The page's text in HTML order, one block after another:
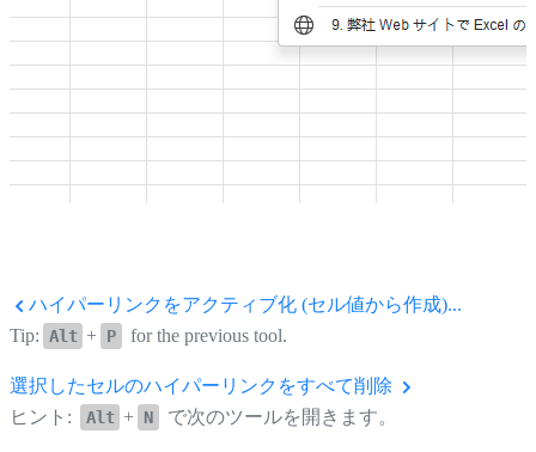
ハイパーリンクをアクティブ化 (セル値から作成)...
Tip: Alt + P for the previous tool.
選択したセルのハイパーリンクをすべて削除
ヒント:
Alt + N で次のツールを開きます。